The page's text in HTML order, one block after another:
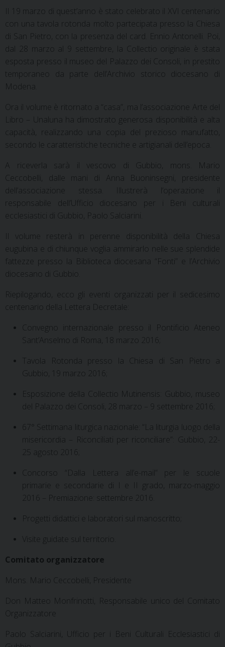
Il 19 marzo di quest’anno è stato celebrato il XVI centenario
con una tavola rotonda molto partecipata presso la Chiesa
di San Pietro, con la presenza del card. Ennio Antonelli. Poi,
dal 28 marzo al 9 settembre, la Collectio originale è stata
esposta presso il museo del Palazzo dei Consoli, in prestito
temporaneo da parte dell’Archivio storico diocesano di
Modena.
Ora il volume è ritornato a “casa”, ma l’associazione Arte del
Libro – Unaluna ha dimostrato generosa disponibilità e alta
capacità, realizzando una copia del prezioso manufatto,
secondo le caratteristiche tecniche e artigianali dell’epoca.
A riceverla sarà il vescovo di Gubbio, mons. Mario
Ceccobelli, dalle mani di Anna Buoninsegni, presidente
dell’associazione stessa. Illustrerà l’operazione il
responsabile dell’Ufficio diocesano per i Beni culturali
ecclesiastici di Gubbio, Paolo Salciarini.
Il volume resterà in perenne disponibilità della Chiesa
eugubina e di chiunque voglia ammirarlo nelle sue splendide
fattezze presso la Biblioteca diocesana “Fonti” e l’Archivio
diocesano di Gubbio.
Riepilogando, ecco gli eventi organizzati per il sedicesimo
centenario della Lettera Decretale:
Convegno internazionale presso il Pontificio Ateneo
Sant’Anselmo di Roma, 18 marzo 2016;
Tavola Rotonda presso la Chiesa di San Pietro a
Gubbio, 19 marzo 2016;
Esposizione della Collectio Mutinensis: Gubbio, museo
del Palazzo dei Consoli, 28 marzo – 9 settembre 2016;
67° Settimana liturgica nazionale: “La liturgia luogo della
misericordia – Riconciliati per riconciliare”: Gubbio, 22-
25 agosto 2016;
Concorso “Dalla Lettera all’e-mail” per le scuole
primarie e secondarie di I e II grado, marzo-maggio
2016 – Premiazione: settembre 2016.
Progetti didattici e laboratori sul manoscritto;
Visite guidate sul territorio.
Comitato organizzatore
Mons. Mario Ceccobelli, Presidente
Don Matteo Monfrinotti, Responsabile unico del Comitato
Organizzatore
Paolo Salciarini, Ufficio per i Beni Culturali Ecclesiastici di